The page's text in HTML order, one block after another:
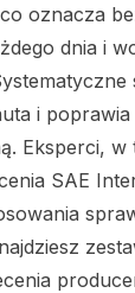
oznacza
dnia i
i
Eksperci, w
SAE